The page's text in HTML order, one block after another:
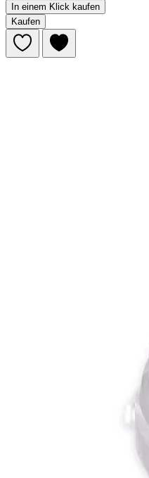
In einem Klick kaufen
Kaufen